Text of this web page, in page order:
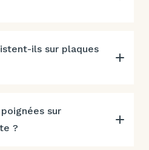
ils sur plaques
sur
?